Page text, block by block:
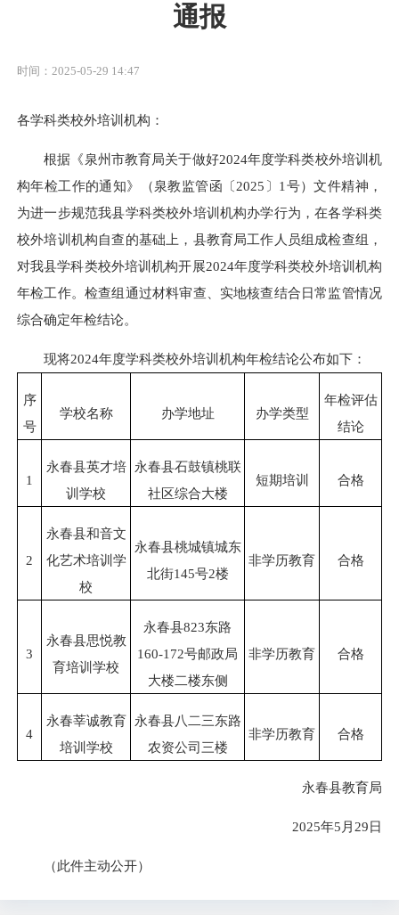
通报
时间：2025-05-29 14:47
各学科类校外培训机构：
根据《泉州市教育局关于做好2024年度学科类校外培训机
构年检工作的通知》（泉教监管函〔2025〕1号）文件精神，
为进一步规范我县学科类校外培训机构办学行为，在各学科类
校外培训机构自查的基础上，县教育局工作人员组成检查组，
对我县学科类校外培训机构开展2024年度学科类校外培训机构
年检工作。检查组通过材料审查、实地核查结合日常监管情况
综合确定年检结论。
现将2024年度学科类校外培训机构年检结论公布如下：
序
号
学校名称 办学地址 办学类型
年检评估
结论
1
永春县英才培
训学校
永春县石鼓镇桃联
社区综合大楼
短期培训 合格
2
永春县和音文
化艺术培训学
校
永春县桃城镇城东
北街145号2楼
非学历教育 合格
3
永春县思悦教
育培训学校
永春县823东路
160-172号邮政局
大楼二楼东侧
非学历教育 合格
4
永春莘诚教育
培训学校
永春县八二三东路
农资公司三楼
非学历教育 合格
永春县教育局
2025年5月29日
（此件主动公开）